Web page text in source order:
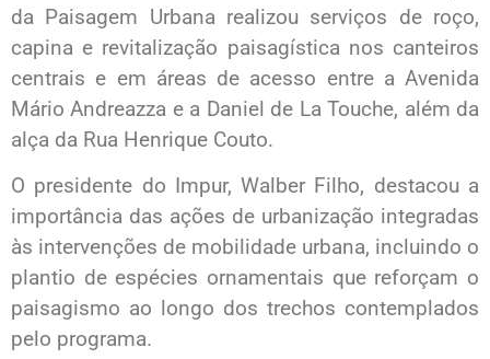
da Paisagem Urbana realizou serviços de roço,
capina e revitalização paisagística nos canteiros
centrais e em áreas de acesso entre a Avenida
Mário Andreazza e a Daniel de La Touche, além da
alça da Rua Henrique Couto.
O presidente do Impur, Walber Filho, destacou a
importância das ações de urbanização integradas
às intervenções de mobilidade urbana, incluindo o
plantio de espécies ornamentais que reforçam o
paisagismo ao longo dos trechos contemplados
pelo programa.